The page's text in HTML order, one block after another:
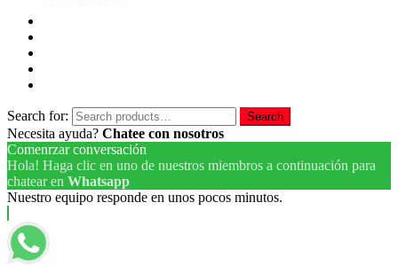
Search for: Search
Necesita ayuda? Chatee con nosotros
Comenrzar conversación
Hola! Haga clic en uno de nuestros miembros a continuación para
chatear en Whatsapp
Nuestro equipo responde en unos pocos minutos.